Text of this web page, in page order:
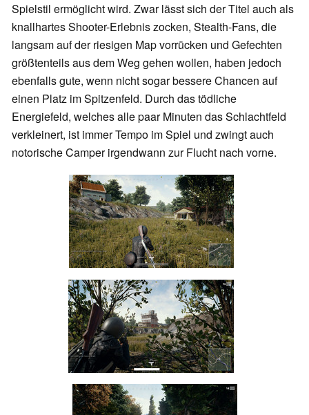
Spielstil ermöglicht wird. Zwar lässt sich der Titel auch als
knallhartes Shooter-Erlebnis zocken, Stealth-Fans, die
langsam auf der riesigen Map vorrücken und Gefechten
größtenteils aus dem Weg gehen wollen, haben jedoch
ebenfalls gute, wenn nicht sogar bessere Chancen auf
einen Platz im Spitzenfeld. Durch das tödliche
Energiefeld, welches alle paar Minuten das Schlachtfeld
verkleinert, ist immer Tempo im Spiel und zwingt auch
notorische Camper irgendwann zur Flucht nach vorne.